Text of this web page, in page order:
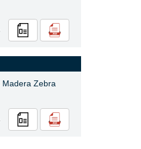
Madera Zebra